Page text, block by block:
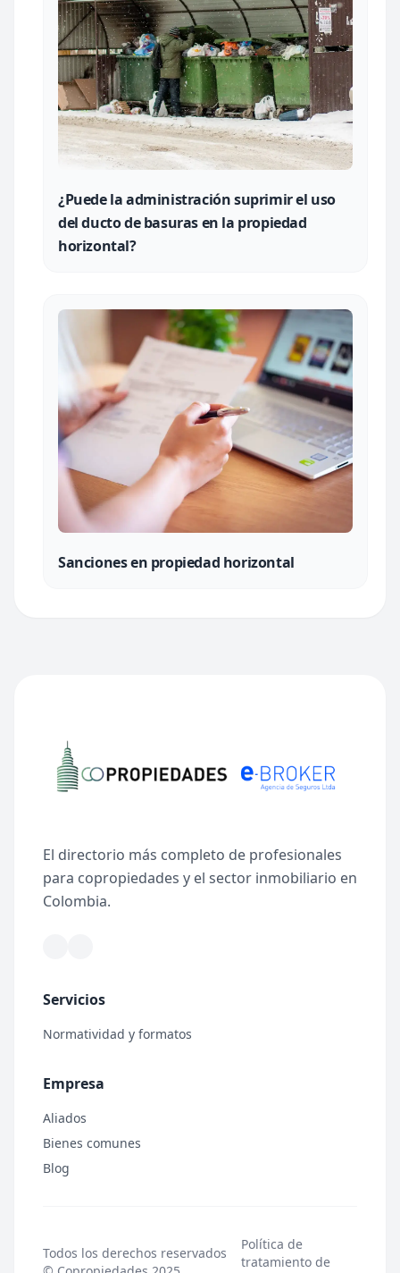
¿Puede la administración suprimir el uso
del ducto de basuras en la propiedad
horizontal?
Sanciones en propiedad horizontal
El directorio más completo de profesionales
para copropiedades y el sector inmobiliario en
Colombia.
Servicios
Normatividad y formatos
Empresa
Aliados
Bienes comunes
Blog
Todos los derechos reservados
Política de
tratamiento de